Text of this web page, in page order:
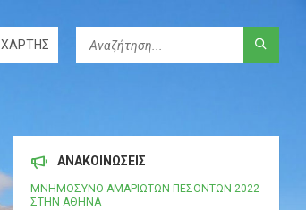
ΧΆΡΤΗΣ
ΑΝΑΚΟΙΝΩΣΕΙΣ
ΜΝΗΜΟΣΥΝΟ ΑΜΑΡΙΩΤΩΝ ΠΕΣΟΝΤΩΝ 2022
ΣΤΗΝ ΑΘΗΝΑ